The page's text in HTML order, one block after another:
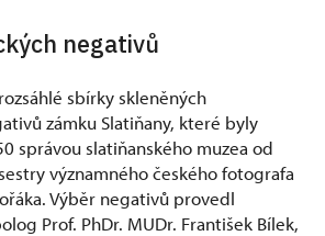
negativů
sbírky skleněných
zámku Slatiňany, které byly
správou slatiňanského muzea od
významného českého fotografa
Výběr negativů provedl
Prof. PhDr. MUDr. František Bílek,